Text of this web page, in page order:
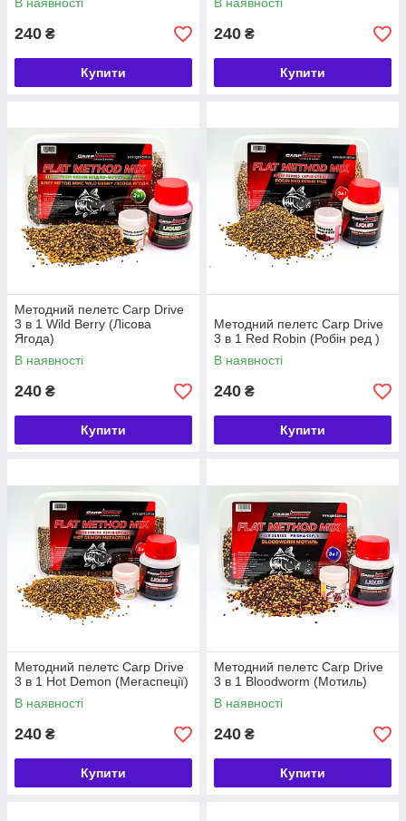
240 ₴
Купити
240 ₴
Купити
Методний пелетс Carp Drive
3 в 1 Wild Berry (Лісова
Ягода)
В наявності
240 ₴
Купити
Методний пелетс Carp Drive
3 в 1 Red Robin (Робін ред )
В наявності
240 ₴
Купити
Методний пелетс Carp Drive
3 в 1 Hot Demon (Мегаспеції)
В наявності
240 ₴
Купити
Методний пелетс Carp Drive
3 в 1 Bloodworm (Мотиль)
В наявності
240 ₴
Купити